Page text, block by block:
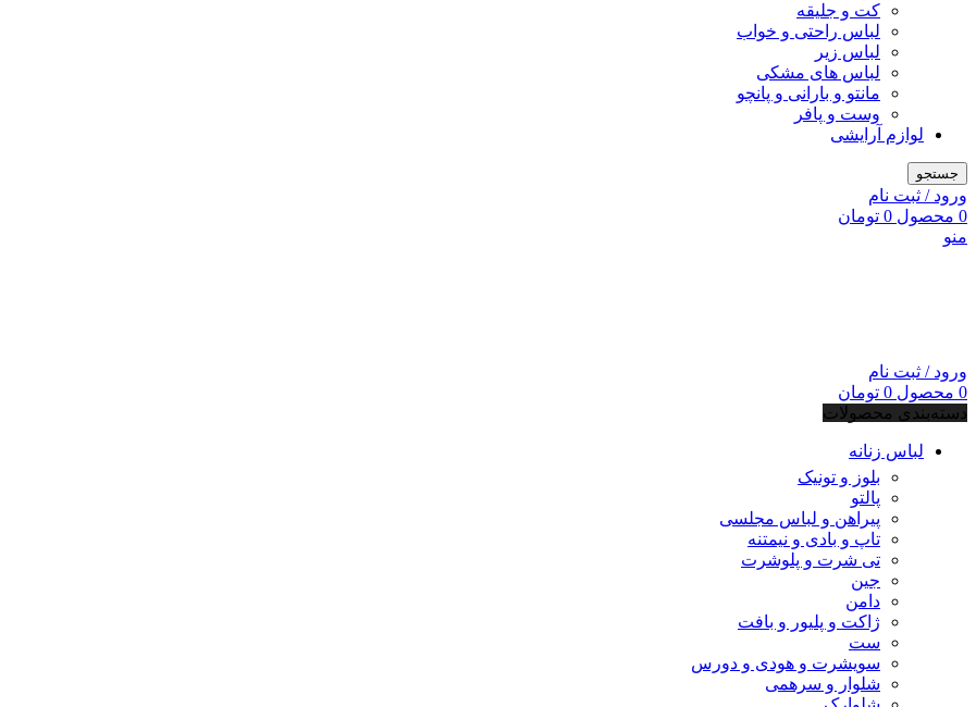
کت و جلیقه
لباس راحتی و خواب
لباس زیر
لباس های مشکی
مانتو و بارانی و پانچو
وست و پافر
لوازم آرایشی
جستجو
ورود / ثبت نام
0 محصول 0 تومان
منو
ورود / ثبت نام
0 محصول 0 تومان
دسته‌بندی محصولات
لباس زنانه
بلوز و تونیک
پالتو
پیراهن و لباس مجلسی
تاپ و بادی و نیمتنه
تی شرت و پلوشرت
جین
دامن
ژاکت و پلیور و بافت
ست
سویشرت و هودی و دورس
شلوار و سرهمی